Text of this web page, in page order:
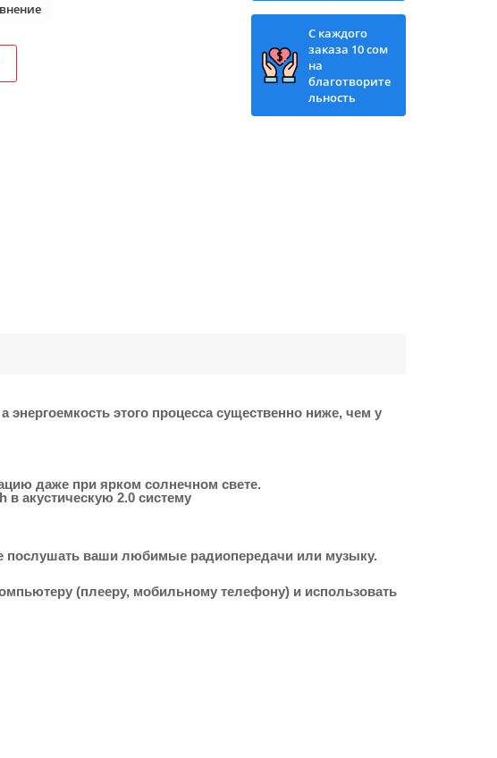
С каждого
заказа 10 сом
на
благотворите
льность
этого процесса существенно ниже, чем у
даже при ярком солнечном свете.
акустическую 2.0 систему
послушать ваши любимые радиопередачи или музыку.
(плееру, мобильному телефону) и использовать